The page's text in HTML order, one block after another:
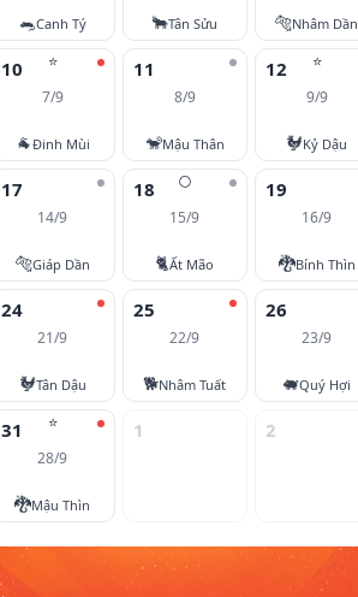
🐀Canh Tý 🐂Tân Sửu 🐅Nhâm Dần
⭐
10
7/9
🐐Đinh Mùi
11
8/9
🐒Mậu Thân
⭐
12
9/9
🐓Kỷ Dậu
17
14/9
🐅Giáp Dần
🌕
18
15/9
🐈Ất Mão
19
16/9
🐉Bính Thìn
24
21/9
🐓Tân Dậu
25
22/9
🐕Nhâm Tuất
26
23/9
🐖Quý Hợi
⭐
31
28/9
🐉Mậu Thìn
1 2